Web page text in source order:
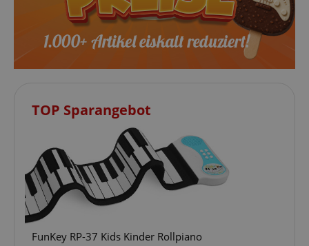
TOP Sparangebot
FunKey RP-37 Kids Kinder Rollpiano